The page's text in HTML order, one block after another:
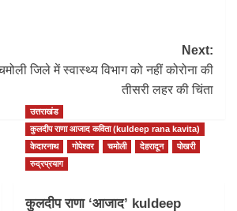
Next:
जिले में स्वास्थ्य विभाग को नहीं कोरोना की
तीसरी लहर की चिंता
उत्तराखंड
कुलदीप राणा आजाद कविता (kuldeep rana kavita)
केदारनाथ
गोपेश्वर चमोली देहरादून
पोखरी
रुद्रप्रयाग
कुलदीप राणा ‘आजाद’ kuldeep